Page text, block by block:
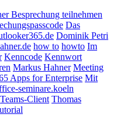
Besprechung teilnehmen
Das
Dominik Petri
how to howto Im
Kenncode Kennwort
Markus Hahner Meeting
Apps for Enterprise Mit
seminare.koeln
Teams-Client Thomas